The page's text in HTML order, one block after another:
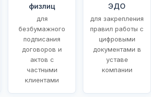
физлиц
для
безбумажного
подписания
договоров и
актов с
частными
клиентами
ЭДО
для закрепления
правил работы с
цифровыми
документами в
уставе
компании